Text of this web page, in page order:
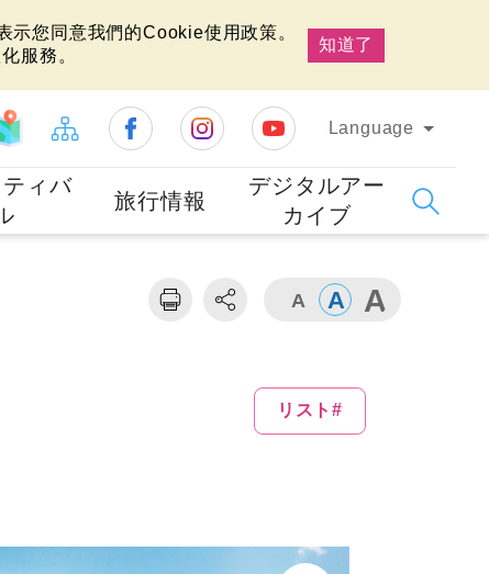
您同意我們的Cookie使用政策。
服務。
知道了
Language
ィバ
旅行情報
デジタルアー
カイブ
リスト#